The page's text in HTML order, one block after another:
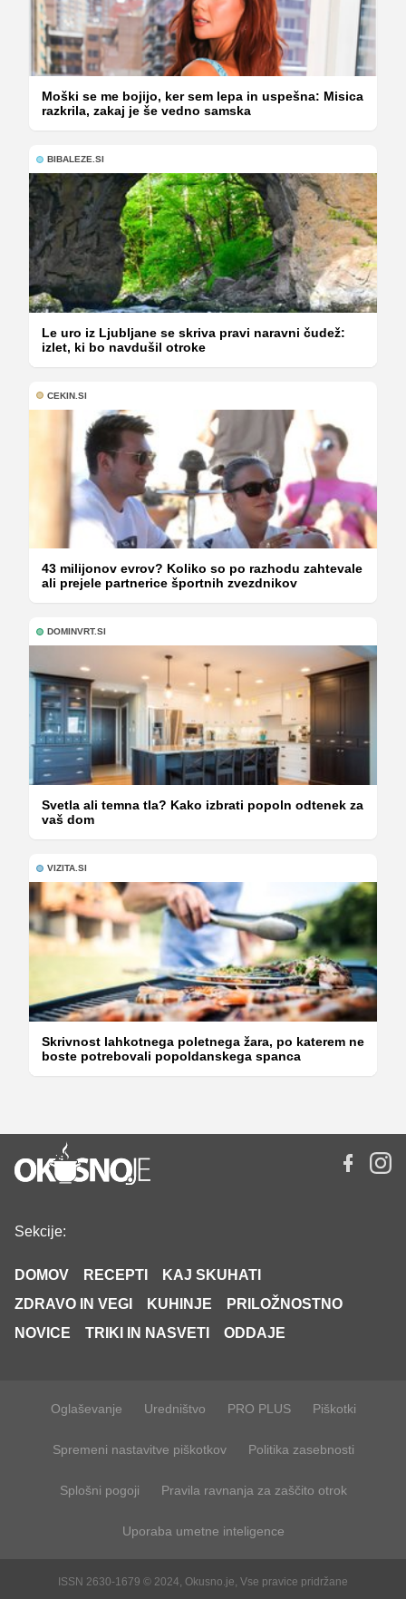
Moški se me bojijo, ker sem lepa in uspešna: Misica
razkrila, zakaj je še vedno samska
BIBALEZE.SI
Le uro iz Ljubljane se skriva pravi naravni čudež:
izlet, ki bo navdušil otroke
CEKIN.SI
43 milijonov evrov? Koliko so po razhodu zahtevale
ali prejele partnerice športnih zvezdnikov
DOMINVRT.SI
Svetla ali temna tla? Kako izbrati popoln odtenek za
vaš dom
VIZITA.SI
Skrivnost lahkotnega poletnega žara, po katerem ne
boste potrebovali popoldanskega spanca
Sekcije:
DOMOV RECEPTI
KAJ SKUHATI
ZDRAVO IN VEGI
KUHINJE
PRILOŽNOSTNO
NOVICE
TRIKI IN NASVETI ODDAJE
Oglaševanje Uredništvo PRO PLUS Piškotki
Spremeni nastavitve piškotkov Politika zasebnosti
Splošni pogoji Pravila ravnanja za zaščito otrok
Uporaba umetne inteligence
ISSN 2630-1679 © 2024, Okusno.je, Vse pravice pridržane